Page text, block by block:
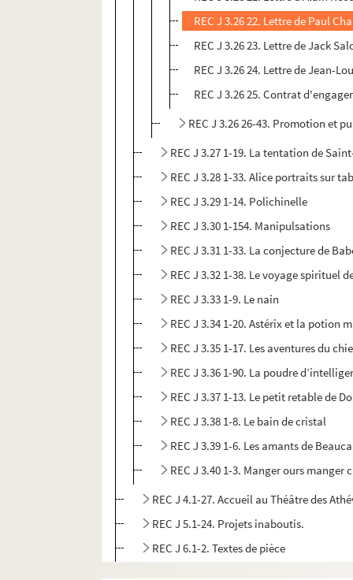
REC J 3.26 22. Lettre de Paul
REC J 3.26 23. Lettre de Jack
REC J 3.26 24. Lettre de Jean-
REC J 3.26 25. Contrat
REC J 3.26 26-43. Promotion et
REC J 3.27 1-19. La tentation de
REC J 3.28 1-33. Alice portraits sur
REC J 3.29 1-14. Polichinelle
REC J 3.30 1-154. Manipulsations
REC J 3.31 1-33. La conjecture de
REC J 3.32 1-38. Le voyage spirituel
REC J 3.33 1-9. Le nain
REC J 3.34 1-20. Astérix et la potion
REC J 3.35 1-17. Les aventures du
REC J 3.36 1-90. La poudre
REC J 3.37 1-13. Le petit retable de
REC J 3.38 1-8. Le bain de cristal
REC J 3.39 1-6. Les amants de
REC J 3.40 1-3. Manger ours manger
REC J 4.1-27. Accueil au Théâtre des
REC J 5.1-24. Projets inaboutis.
REC J 6.1-2. Textes de pièce